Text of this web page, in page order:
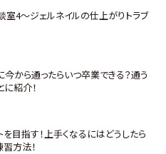
室4～ジェルネイルの仕上がりトラブ
今から通ったらいつ卒業できる？通う
紹介！
目指す！上手くなるにはどうしたら
方法！